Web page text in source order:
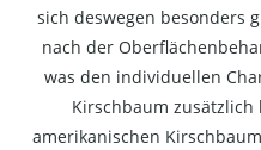
sich deswegen besonders
nach der
was den individuellen
Kirschbaum zusätzlich
amerikanischen